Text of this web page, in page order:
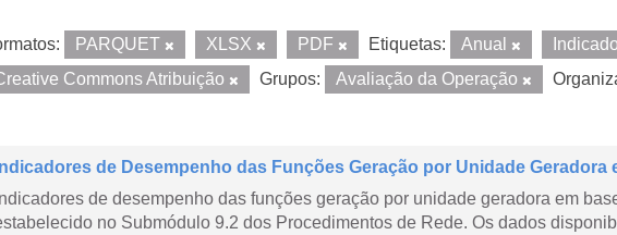
PARQUET XLSX PDF Etiquetas: Anual
Commons Atribuição
Grupos: Avaliação da Operação
Indicadores de Desempenho das Funções Geração por Unidade Geradora
Indicadores de desempenho das funções geração por unidade geradora em
no Submódulo 9.2 dos Procedimentos de Rede. Os dados